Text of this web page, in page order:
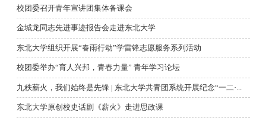
校团委召开青年宣讲团集体备课会
金城龙同志先进事迹报告会走进东北大学
东北大学组织开展“春雨行动”学雷锋志愿服务系列活动
校团委举办“育人兴邦，青春力量” 青年学习论坛
九秩薪火，我们始终是先锋 | 东北大学共青团系统开展纪念“一二·...
东北大学原创校史话剧《薪火》走进思政课